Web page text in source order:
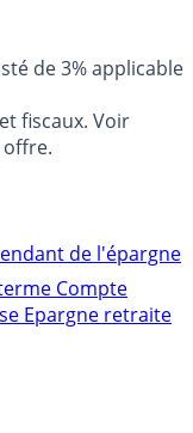
de 3% applicable
fiscaux. Voir
de l'épargne
Compte
Epargne retraite